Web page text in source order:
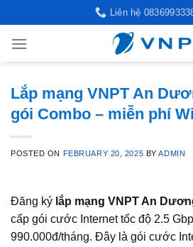
to
content
Liên hệ
Lắp mạng VNPT An
gói Combo – miễn phí
POSTED ON FEBRUARY 20, 2025 BYADMIN
Đăng ký lắp mạng VNPT An
cấp gói cước Internet tốc độ 2.5
990.000đ/tháng. Đây là gói cước